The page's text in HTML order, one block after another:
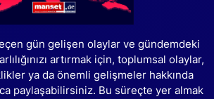
gün gelişen olaylar ve gündemdeki
artırmak için, toplumsal olaylar,
ya da önemli gelişmeler hakkında
paylaşabilirsiniz. Bu süreçte yer almak